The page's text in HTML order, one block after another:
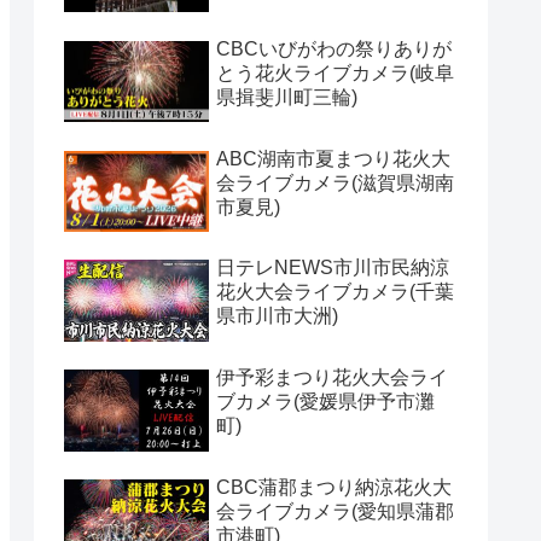
CBCいびがわの祭りありが
とう花火ライブカメラ(岐阜
県揖斐川町三輪)
ABC湖南市夏まつり花火大
会ライブカメラ(滋賀県湖南
市夏見)
日テレNEWS市川市民納涼
花火大会ライブカメラ(千葉
県市川市大洲)
伊予彩まつり花火大会ライ
ブカメラ(愛媛県伊予市灘
町)
CBC蒲郡まつり納涼花火大
会ライブカメラ(愛知県蒲郡
市港町)